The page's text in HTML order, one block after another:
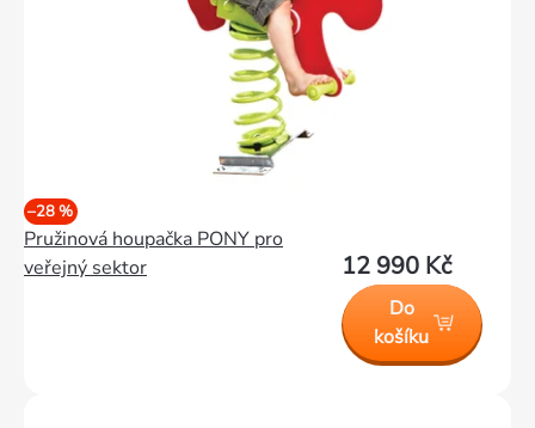
–28 %
Pružinová houpačka PONY pro
veřejný sektor
12 990 Kč
Do
košíku